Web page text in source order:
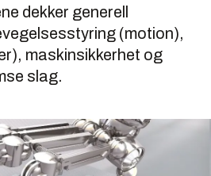
dekker generell
(motion),
maskinsikkerhet og
slag.